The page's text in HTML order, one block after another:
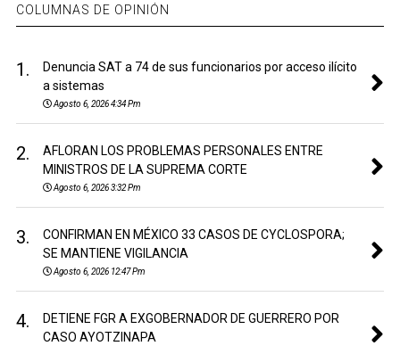
COLUMNAS DE OPINIÓN
1.
Denuncia SAT a 74 de sus funcionarios por acceso ilícito
a sistemas
Agosto 6, 2026 4:34 Pm
2.
AFLORAN LOS PROBLEMAS PERSONALES ENTRE
MINISTROS DE LA SUPREMA CORTE
Agosto 6, 2026 3:32 Pm
3.
CONFIRMAN EN MÉXICO 33 CASOS DE CYCLOSPORA;
SE MANTIENE VIGILANCIA
Agosto 6, 2026 12:47 Pm
4.
DETIENE FGR A EXGOBERNADOR DE GUERRERO POR
CASO AYOTZINAPA